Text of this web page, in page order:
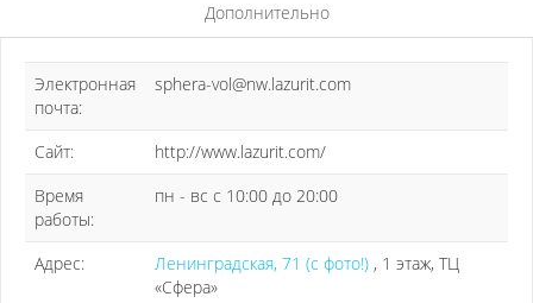
Дополнительно
Электронная
почта:
sphera-vol@nw.lazurit.com
Сайт:
http://www.lazurit.com/
Время
работы:
пн - вс с 10:00 до 20:00
Адрес: Ленинградская, 71 (с фото!) , 1 этаж, ТЦ
«Сфера»